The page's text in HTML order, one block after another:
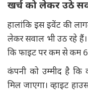
खर्च को लेकर उठे
हालांकि इस इवेंट की
लेकर सवाल भी उठ रहे
कि फाइट पर कम से कम 6
कंपनी को उम्मीद है कि
मिल जाएगा। व्हाइट